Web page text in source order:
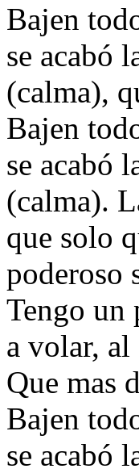
Bajen
se acabó
(calma),
Bajen
se acabó
(calma).
que solo
poderoso
Tengo un
a volar, al
Que mas
Bajen
se acabó